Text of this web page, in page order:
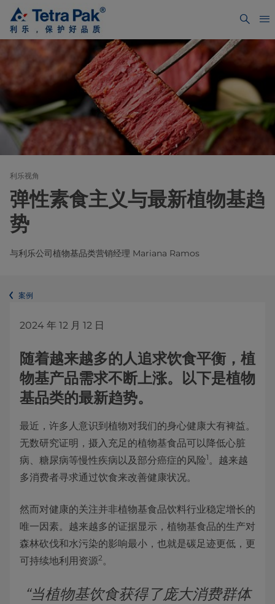
利乐视角
弹性素食主义与最新植物基趋
势
与利乐公司植物基品类营销经理 Mariana Ramos
案例
2024 年 12 月 12 日
随着越来越多的人追求饮食平衡，植
物基产品需求不断上涨。以下是植物
基品类的最新趋势。
最近，许多人意识到植物对我们的身心健康大有裨益。
无数研究证明，摄入充足的植物基食品可以降低心脏
病、糖尿病等慢性疾病以及部分癌症的风险1。越来越
多消费者寻求通过饮食来改善健康状况。
然而对健康的关注并非植物基食品饮料行业稳定增长的
唯一因素。越来越多的证据显示，植物基食品的生产对
森林砍伐和水污染的影响最小，也就是碳足迹更低，更
可持续地利用资源2。
“当植物基饮食获得了庞大消费群体